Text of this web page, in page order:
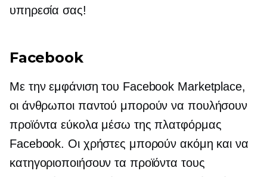
υπηρεσία σας!
Facebook
Με την εμφάνιση του Facebook Marketplace,
οι άνθρωποι παντού μπορούν να πουλήσουν
προϊόντα εύκολα μέσω της πλατφόρμας
Facebook. Οι χρήστες μπορούν ακόμη και να
κατηγοριοποιήσουν τα προϊόντα τους